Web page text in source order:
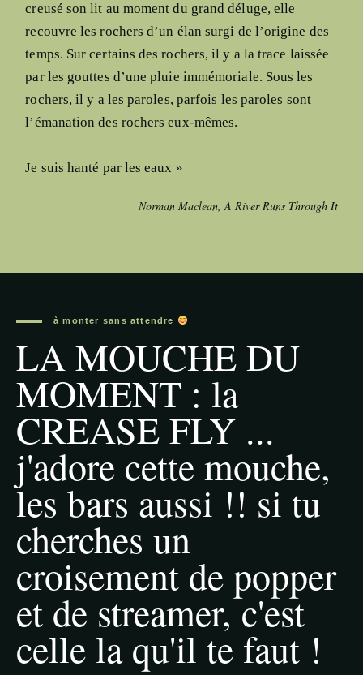
creusé son lit au moment du grand déluge, elle
recouvre les rochers d’un élan surgi de l’origine des
temps. Sur certains des rochers, il y a la trace laissée
par les gouttes d’une pluie immémoriale. Sous les
rochers, il y a les paroles, parfois les paroles sont
l’émanation des rochers eux-mêmes.
Je suis hanté par les eaux »
Norman Maclean,A River Runs Through It
à monter sans attendre
LA MOUCHE DU
MOMENT : la
CREASE FLY ...
j'adore cette mouche,
les bars aussi !! si tu
cherches un
croisement de popper
et de streamer, c'est
celle la qu'il te faut !